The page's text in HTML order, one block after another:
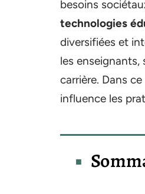
besoins
technologies
diversifiées et
les
carrière. Dans
influence les